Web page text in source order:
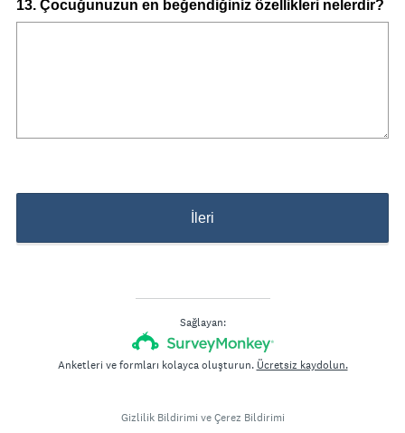
Question
13. Çocuğunuzun en beğendiğiniz özellikleri nelerdir?
İleri
Sağlayan:
Anketleri ve formları kolayca oluşturun. Ücretsiz kaydolun.
Gizlilik Bildirimi veÇerez Bildirimi